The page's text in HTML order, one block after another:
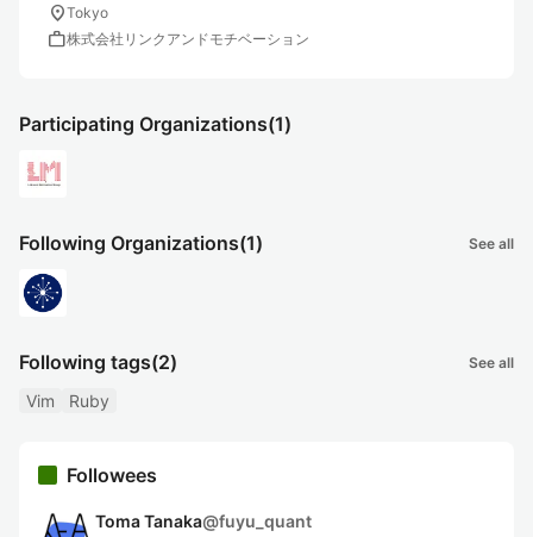
location_onTokyo
work株式会社リンクアンドモチベーション
Participating Organizations(1)
Following Organizations(1) See all
Following tags(2) See all
Vim Ruby
Followees
Toma Tanaka@fuyu_quant